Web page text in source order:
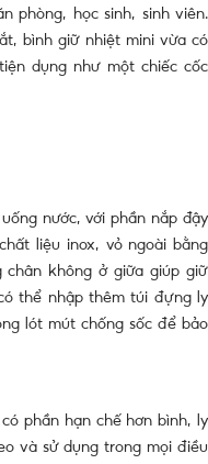
phòng, học sinh, sinh viên.
bình giữ nhiệt mini vừa có
dụng như một chiếc cốc
nước, với phần nắp đậy
liệu inox, vỏ ngoài bằng
chân không ở giữa giúp giữ
thể nhập thêm túi đựng ly
lót mút chống sốc để bảo
phần hạn chế hơn bình, ly
và sử dụng trong mọi điều